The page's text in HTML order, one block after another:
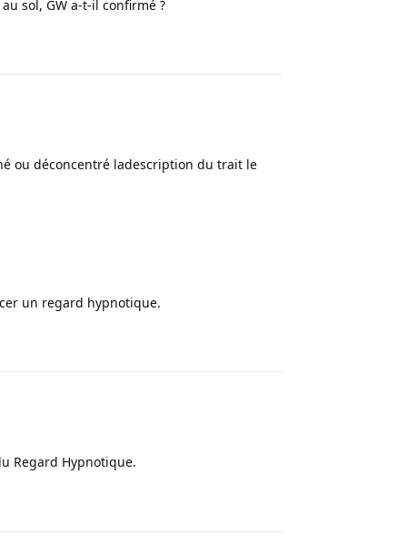
sol, GW a-t-il confirmé ?
ou déconcentré ladescription du trait le
un regard hypnotique.
Regard Hypnotique.